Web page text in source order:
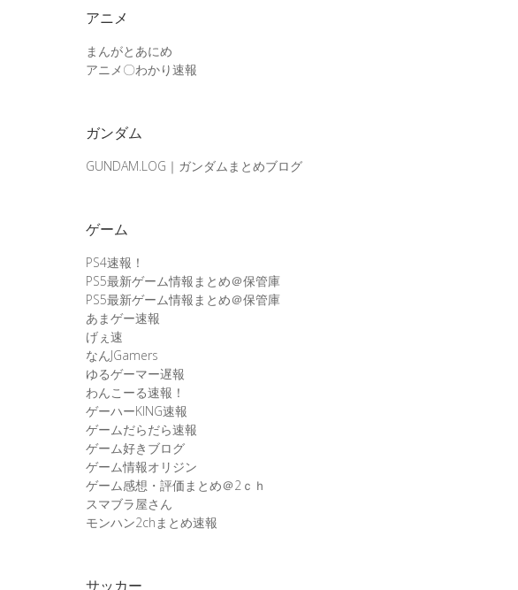
アニメ
まんがとあにめ
アニメ〇わかり速報
ガンダム
GUNDAM.LOG｜ガンダムまとめブログ
ゲーム
PS4速報！
PS5最新ゲーム情報まとめ＠保管庫
PS5最新ゲーム情報まとめ＠保管庫
あまゲー速報
げぇ速
なんJGamers
ゆるゲーマー遅報
わんこーる速報！
ゲーハーKING速報
ゲームだらだら速報
ゲーム好きブログ
ゲーム情報オリジン
ゲーム感想・評価まとめ＠2ｃｈ
スマブラ屋さん
モンハン2chまとめ速報
サッカー